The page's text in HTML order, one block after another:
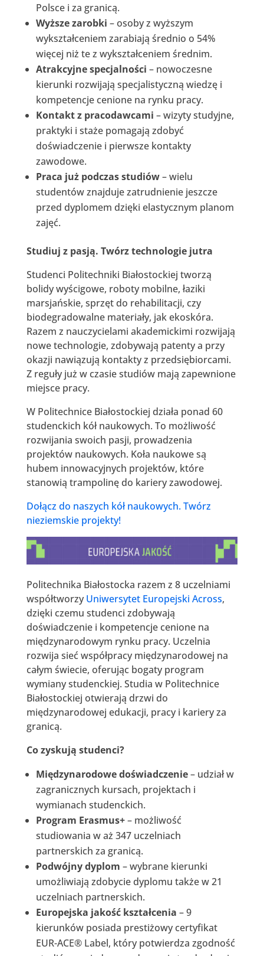
Polsce i za granicą.
Wyższe zarobki – osoby z wyższym
wykształceniem zarabiają średnio o 54%
więcej niż te z wykształceniem średnim.
Atrakcyjne specjalności – nowoczesne
kierunki rozwijają specjalistyczną wiedzę i
kompetencje cenione na rynku pracy.
Kontakt z pracodawcami – wizyty studyjne,
praktyki i staże pomagają zdobyć
doświadczenie i pierwsze kontakty
zawodowe.
Praca już podczas studiów– wielu
studentów znajduje zatrudnienie jeszcze
przed dyplomem dzięki elastycznym planom
zajęć.
Studiuj z pasją. Twórz technologie jutra
Studenci Politechniki Białostockiej tworzą
bolidy wyścigowe, roboty mobilne, łaziki
marsjańskie, sprzęt do rehabilitacji, czy
biodegradowalne materiały, jak ekoskóra.
Razem z nauczycielami akademickimi rozwijają
nowe technologie, zdobywają patenty a przy
okazji nawiązują kontakty z przedsiębiorcami.
Z reguły już w czasie studiów mają zapewnione
miejsce pracy.
W Politechnice Białostockiej działa ponad 60
studenckich kół naukowych. To możliwość
rozwijania swoich pasji, prowadzenia
projektów naukowych. Koła naukowe są
hubem innowacyjnych projektów, które
stanowią trampolinę do kariery zawodowej.
Dołącz do naszych kół naukowych. Twórz
nieziemskie projekty!
Politechnika Białostocka razem z 8 uczelniami
współtworzy Uniwersytet Europejski Across,
dzięki czemu studenci zdobywają
doświadczenie i kompetencje cenione na
międzynarodowym rynku pracy. Uczelnia
rozwija sieć współpracy międzynarodowej na
całym świecie, oferując bogaty program
wymiany studenckiej. Studia w Politechnice
Białostockiej otwierają drzwi do
międzynarodowej edukacji, pracy i kariery za
granicą.
Co zyskują studenci?
Międzynarodowe doświadczenie– udział w
zagranicznych kursach, projektach i
wymianach studenckich.
Program Erasmus+– możliwość
studiowania w aż 347 uczelniach
partnerskich za granicą.
Podwójny dyplom – wybrane kierunki
umożliwiają zdobycie dyplomu także w 21
uczelniach partnerskich.
Europejska jakość kształcenia – 9
kierunków posiada prestiżowy certyfikat
EUR-ACE® Label, który potwierdza zgodność